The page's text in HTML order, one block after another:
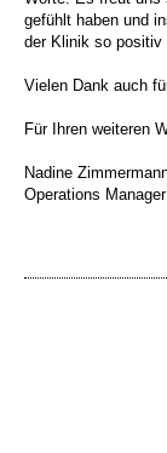
gefühlt haben und
der Klinik so positiv
Vielen Dank auch
Für Ihren weiteren
Nadine
Operations Manager